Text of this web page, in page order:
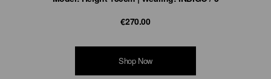
€270.00
Shop Now